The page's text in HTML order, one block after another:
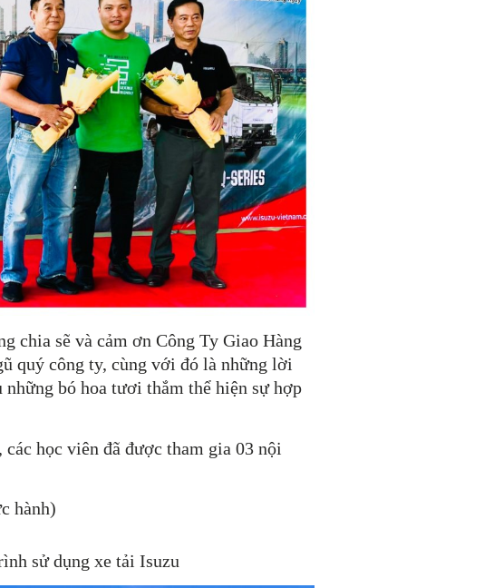
chia sẽ và cảm ơn Công Ty Giao Hàng
quý công ty, cùng với đó là những lời
bó hoa tươi thắm thể hiện sự hợp
học viên đã được tham gia 03 nội
hành)
sử dụng xe tải Isuzu